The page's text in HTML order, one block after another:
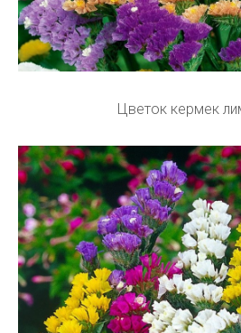
Цветок кермек